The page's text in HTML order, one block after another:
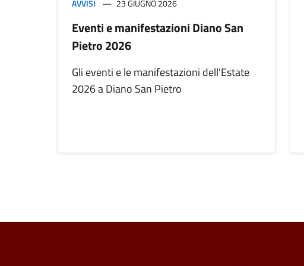
AVVISI 23 GIUGNO 2026
Eventi e manifestazioni Diano San
Pietro 2026
Gli eventi e le manifestazioni dell'Estate
2026 a Diano San Pietro